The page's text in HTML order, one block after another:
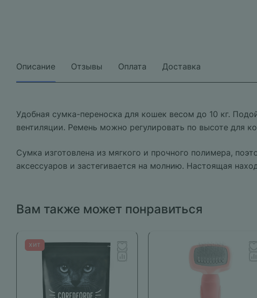
Описание Отзывы Оплата Доставка
Удобная сумка-переноска для кошек весом до 10 кг.
вентиляции. Ремень можно регулировать по высоте для
Сумка изготовлена из мягкого и прочного полимера,
аксессуаров и застегивается на молнию. Настоящая
Вам также может понравиться
ХИТ